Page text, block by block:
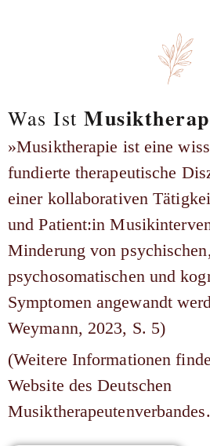
Was Ist
»Musiktherapie ist eine
fundierte therapeutische
einer kollaborativen
und Patient:in
Minderung von
psychosomatischen und
Symptomen angewandt
Weymann, 2023, S. 5)
(Weitere Informationen
Website des Deutschen